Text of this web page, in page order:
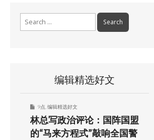
编辑精选好文
9点 编辑精选好文
林总写政治评论：国阵国盟
的“马来方程式”敲响全国警